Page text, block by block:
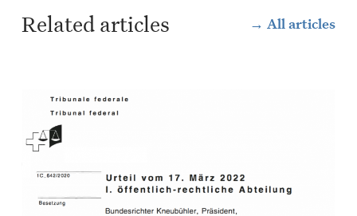
Related articles All articles